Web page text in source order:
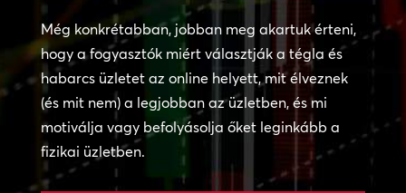
Még konkrétabban, jobban meg akartuk érteni,
hogy a fogyasztók miért választják a tégla és
habarcs üzletet az online helyett, mit élveznek
(és mit nem) a legjobban az üzletben, és mi
motiválja vagy befolyásolja őket leginkább a
fizikai üzletben.